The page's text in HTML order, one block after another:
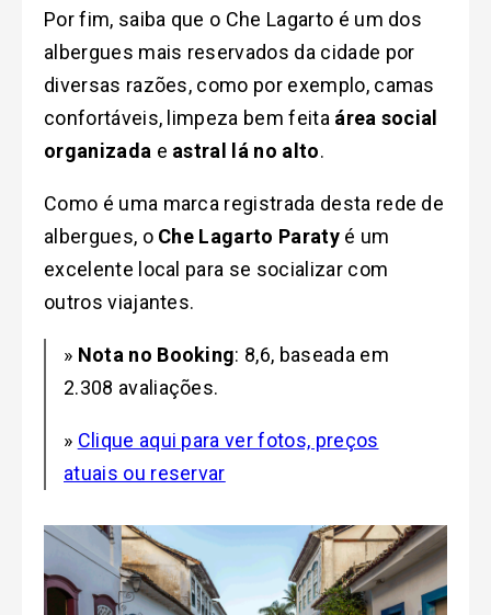
Por fim, saiba que o Che Lagarto é um dos
albergues mais reservados da cidade por
diversas razões, como por exemplo, camas
confortáveis, limpeza bem feita área social
organizada e astral lá no alto.
Como é uma marca registrada desta rede de
albergues, o Che Lagarto Paratyé um
excelente local para se socializar com
outros viajantes.
» Nota no Booking: 8,6, baseada em
2.308 avaliações.
» Clique aqui para ver fotos, preços
atuais ou reservar